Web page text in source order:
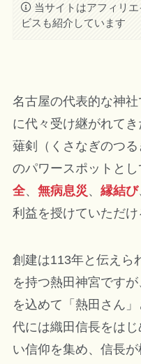
当サイトはアフィリ
ビスも紹介しています
名古屋の代表的な神社
に代々受け継がれて
薙剣（くさなぎのつ
のパワースポットとし
全、 無病息災 、 縁結び
利益を授けていただけ
創建は113年と伝えら
を持つ熱田神宮です
を込めて「熱田さん
代には織田信長をは
い信仰を集め、信長